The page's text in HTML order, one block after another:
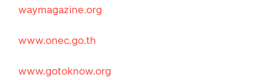
waymagazine.org
www.onec.go.th
www.gotoknow.org